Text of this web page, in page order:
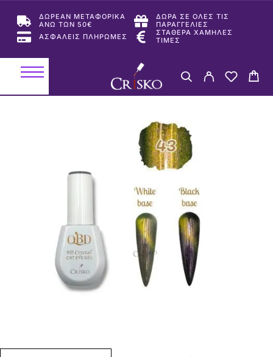
ΔΩΡΕΑΝ ΜΕΤΑΦΟΡΙΚΑ
ΑΝΩ ΤΩΝ 50€
ΔΩΡΑ ΣΕ ΟΛΕΣ ΤΙΣ
ΠΑΡΑΓΓΕΛΙΕΣ
ΑΣΦΑΛΕΙΣ ΠΛΗΡΩΜΕΣ
ΣΤΑΘΕΡΑ ΧΑΜΗΛΕΣ
ΤΙΜΕΣ